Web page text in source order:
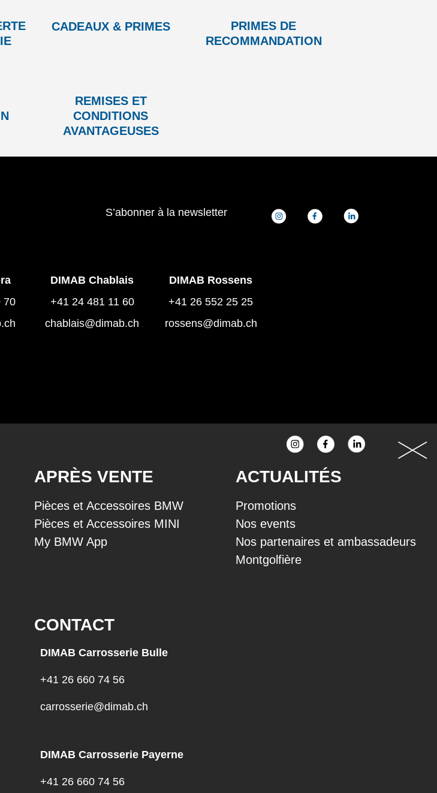
CADEAUX & PRIMES
PRIMES DE
RECOMMANDATION
REMISES ET
CONDITIONS
AVANTAGEUSES
S’abonner à la newsletter
70
DIMAB Chablais
+41 24 481 11 60
chablais@dimab.ch
DIMAB Rossens
+41 26 552 25 25
rossens@dimab.ch
APRÈS VENTE
Pièces et Accessoires BMW
Pièces et Accessoires MINI
My BMW App
ACTUALITÉS
Promotions
Nos events
Nos partenaires et ambassadeurs
Montgolfière
CONTACT
DIMAB Carrosserie Bulle
+41 26 660 74 56
carrosserie@dimab.ch
DIMAB Carrosserie Payerne
+41 26 660 74 56